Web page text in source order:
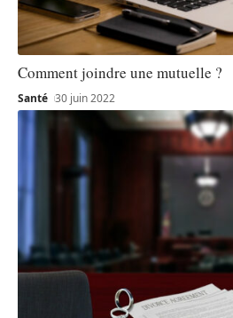
Comment joindre une mutuelle ?
Santé 30 juin 2022